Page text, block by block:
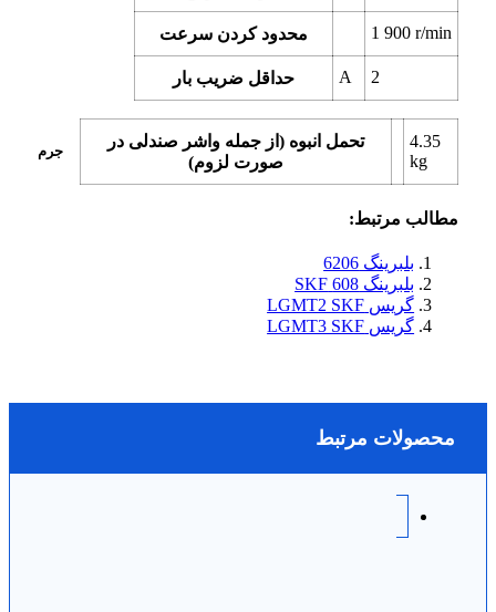
محدود کردن سرعت 1 900r/min
حداقل ضریب بار A 2
جرم
تحمل انبوه (از جمله واشر صندلی در
صورت لزوم)
4.35
kg
مطالب مرتبط:
بلبرینگ 6206
بلبرینگ 608 SKF
گریس LGMT2 SKF
گریس LGMT3 SKF
محصولات مرتبط